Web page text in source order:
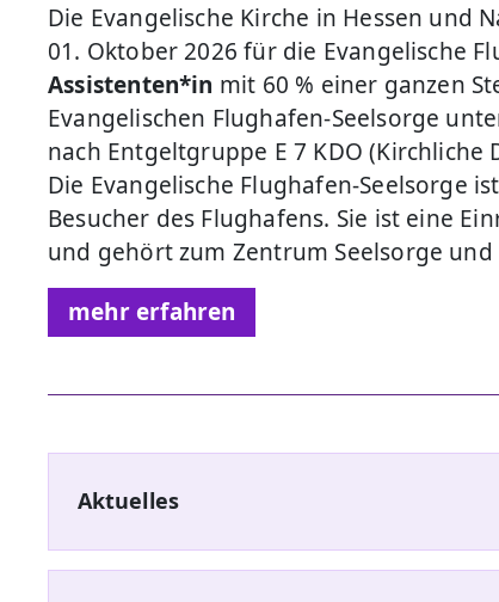
Die Evangelische Kirche in Hessen und
01. Oktober 2026 für die Evangelische
Assistenten*in mit 60 % einer ganzen
Evangelischen Flughafen-Seelsorge
nach Entgeltgruppe E 7 KDO
Die Evangelische Flughafen-Seelsorge
Besucher des Flughafens. Sie ist eine
und gehört zum Zentrum Seelsorge
mehr erfahren
Aktuelles